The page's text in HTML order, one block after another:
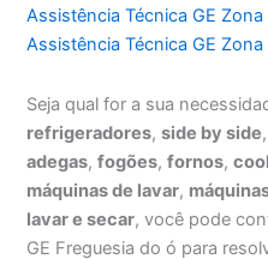
Assistência Técnica GE
Assistência Técnica GE Zona
Seja qual for a sua
refrigeradores,side by side
adegas,fogões,fornos,
máquinas de lavar,
lavar e secar, você pode
GE Freguesia do ó para